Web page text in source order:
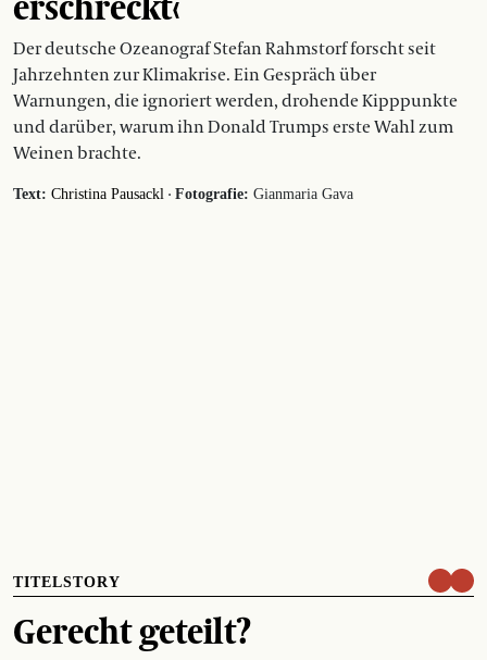
Der deutsche Ozeanograf Stefan Rahmstorf forscht seit
Jahrzehnten zur Klimakrise. Ein Gespräch über
Warnungen, die ignoriert werden, drohende Kipppunkte
und darüber, warum ihn Donald Trumps erste Wahl zum
Weinen brachte.
Text: Christina Pausackl · Fotografie: Gianmaria Gava
TITELSTORY
Gerecht geteilt?